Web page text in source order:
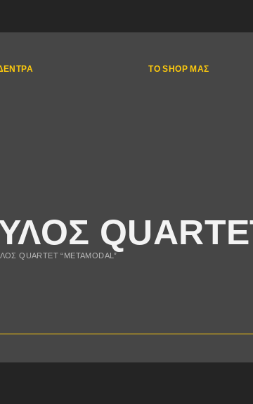
ΤΟ SHOP ΜΑΣ
QUARTET “ΜETAMODAL”